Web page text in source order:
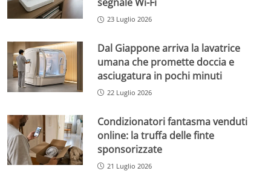
23 Luglio 2026
Dal Giappone arriva la lavatrice
umana che promette doccia e
asciugatura in pochi minuti
22 Luglio 2026
Condizionatori fantasma venduti
online: la truffa delle finte
sponsorizzate
21 Luglio 2026